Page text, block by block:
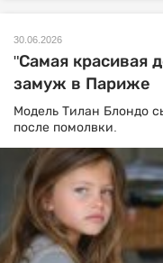
30.06.2026
"Самая красивая
замуж в Париже
Модель Тилан Блондо
после помолвки.